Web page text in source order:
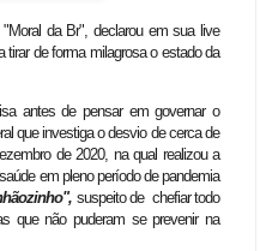
da Br", declarou em sua live
tirar de forma milagrosa o estado da
antes de pensar em governar o
que investiga o desvio de cerca de
de 2020, na qual realizou a
em pleno período de pandemia
suspeito de chefiar todo
que não puderam se prevenir na